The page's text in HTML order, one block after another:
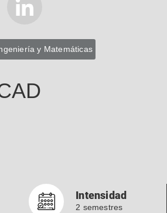
y Matemáticas
Intensidad
2 semestres